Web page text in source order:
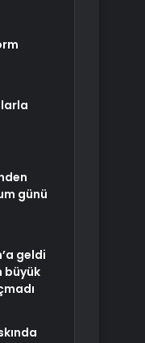
günü
geldi
büyük